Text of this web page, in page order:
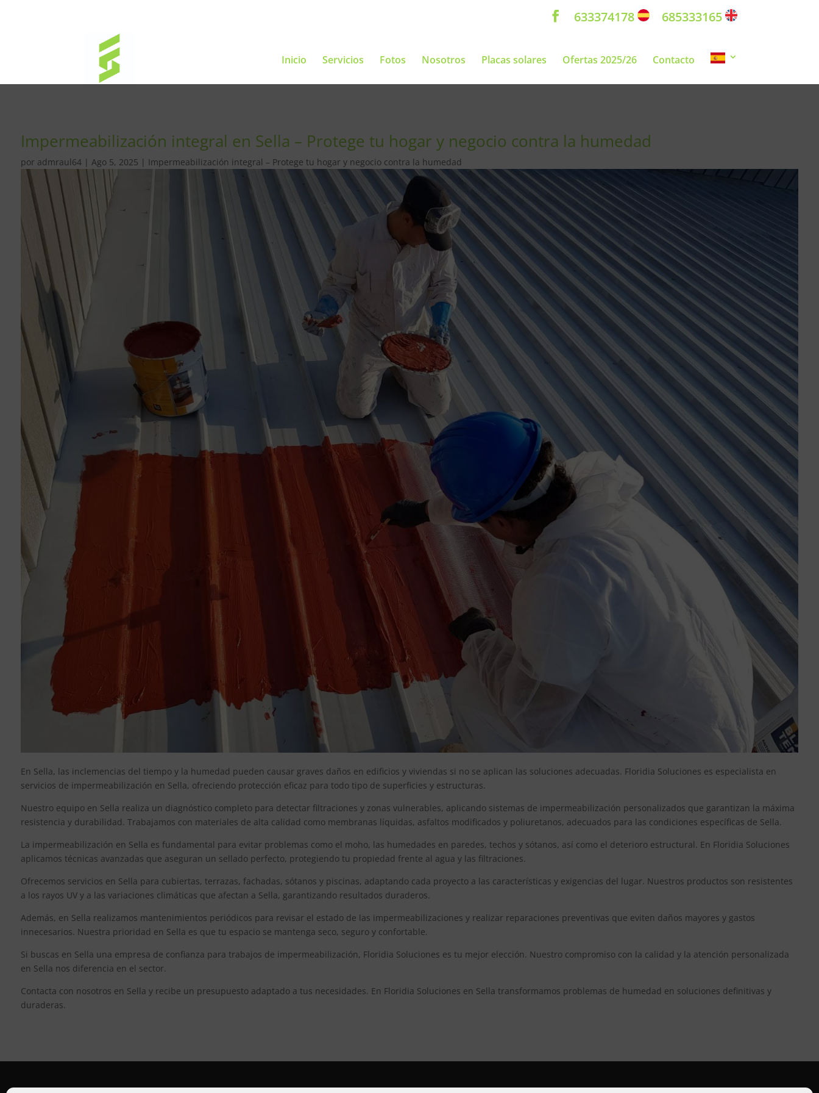
633374178 685333165
Inicio Servicios Fotos Nosotros Placas solares Ofertas 2025/26 Contacto
Impermeabilización integral en Sella – Protege tu hogar y negocio contra la humedad
por admraul64| Ago 5, 2025 | Impermeabilización integral – Protege tu hogar y negocio contra la humedad
En Sella, las inclemencias del tiempo y la humedad pueden causar graves daños en edificios y viviendas si no se aplican las soluciones adecuadas. Floridia Soluciones es especialista en
servicios de impermeabilización en Sella, ofreciendo protección eficaz para todo tipo de superficies y estructuras.
Nuestro equipo en Sella realiza un diagnóstico completo para detectar filtraciones y zonas vulnerables, aplicando sistemas de impermeabilización personalizados que garantizan la máxima
resistencia y durabilidad. Trabajamos con materiales de alta calidad como membranas líquidas, asfaltos modificados y poliuretanos, adecuados para las condiciones específicas de Sella.
La impermeabilización en Sella es fundamental para evitar problemas como el moho, las humedades en paredes, techos y sótanos, así como el deterioro estructural. En Floridia Soluciones
aplicamos técnicas avanzadas que aseguran un sellado perfecto, protegiendo tu propiedad frente al agua y las filtraciones.
Ofrecemos servicios en Sella para cubiertas, terrazas, fachadas, sótanos y piscinas, adaptando cada proyecto a las características y exigencias del lugar. Nuestros productos son resistentes
a los rayos UV y a las variaciones climáticas que afectan a Sella, garantizando resultados duraderos.
Además, en Sella realizamos mantenimientos periódicos para revisar el estado de las impermeabilizaciones y realizar reparaciones preventivas que eviten daños mayores y gastos
innecesarios. Nuestra prioridad en Sella es que tu espacio se mantenga seco, seguro y confortable.
Si buscas en Sella una empresa de confianza para trabajos de impermeabilización, Floridia Soluciones es tu mejor elección. Nuestro compromiso con la calidad y la atención personalizada
en Sella nos diferencia en el sector.
Contacta con nosotros en Sella y recibe un presupuesto adaptado a tus necesidades. En Floridia Soluciones en Sella transformamos problemas de humedad en soluciones definitivas y
duraderas.